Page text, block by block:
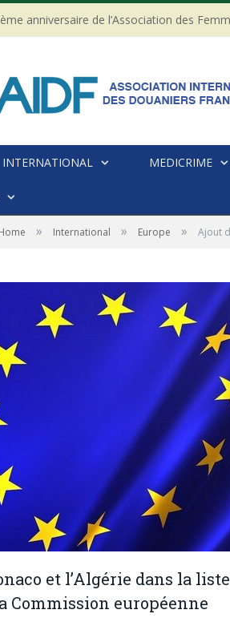
INTERNATIONAL MEDICRIME
» International » Europe » Ajout
et l’Algérie dans la
Commission européenne